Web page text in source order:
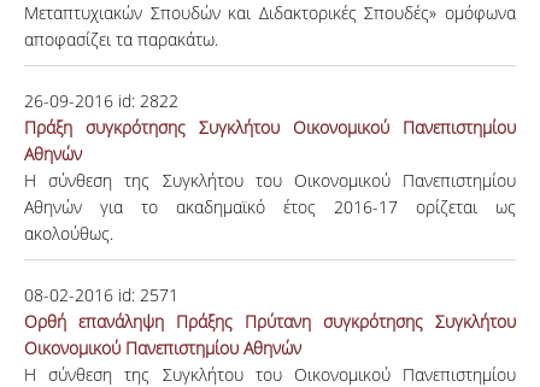
Μεταπτυχιακών Σπουδών και Διδακτορικές Σπουδές» ομόφωνα
αποφασίζει τα παρακάτω.
26-09-2016 id: 2822
Πράξη συγκρότησης Συγκλήτου Οικονομικού Πανεπιστημίου
Αθηνών
Η σύνθεση της Συγκλήτου του Οικονομικού Πανεπιστημίου
Αθηνών για το ακαδημαϊκό έτος 2016-17 ορίζεται ως
ακολούθως.
08-02-2016 id: 2571
Ορθή επανάληψη Πράξης Πρύτανη συγκρότησης Συγκλήτου
Οικονομικού Πανεπιστημίου Αθηνών
Η σύνθεση της Συγκλήτου του Οικονομικού Πανεπιστημίου